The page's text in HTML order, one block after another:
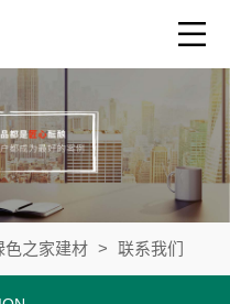
色之家建材 > 联系我们